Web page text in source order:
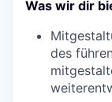
Was wir dir
des